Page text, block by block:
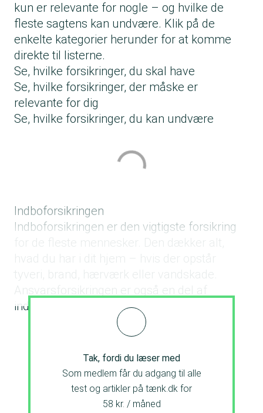
kun er relevante for nogle – og hvilke de
fleste sagtens kan undvære. Klik på de
enkelte kategorier herunder for at komme
direkte til listerne.
Se, hvilke forsikringer, du skal have
Se, hvilke forsikringer, der måske er
relevante for dig
Se, hvilke forsikringer, du kan undvære
Indboforsikringen
Indboforsikringen er den vigtigste forsikring
hvad du har i dit hjem – hvis der opstår
tyveri, brand, hærværk eller vandskade.
Ansvarsforsikringen er også en del af
indboforsikringen.
Tak, fordi du læser med
Som medlem får du adgang til alle
test og artikler på tænk.dk for
58 kr. / måned